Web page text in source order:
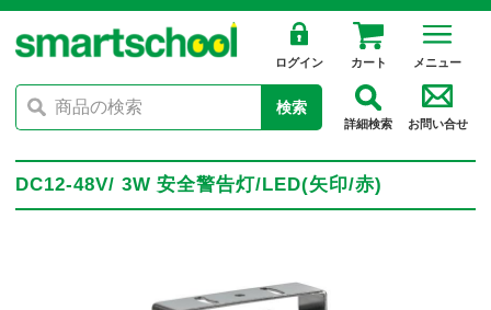
ログイン カート メニュー
検索
詳細検索 お問い合せ
DC12-48V/ 3W 安全警告灯/LED(矢印/赤)